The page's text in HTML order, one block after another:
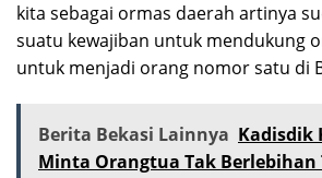
kita sebagai ormas daerah artinya
suatu kewajiban untuk mendukung
untuk menjadi orang nomor satu di
Berita Bekasi Lainnya Kadisdik
Minta Orangtua Tak Berlebihan